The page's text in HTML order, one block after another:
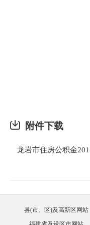
附件下载
龙岩市住房公积金
县(市、区)及高新区网站